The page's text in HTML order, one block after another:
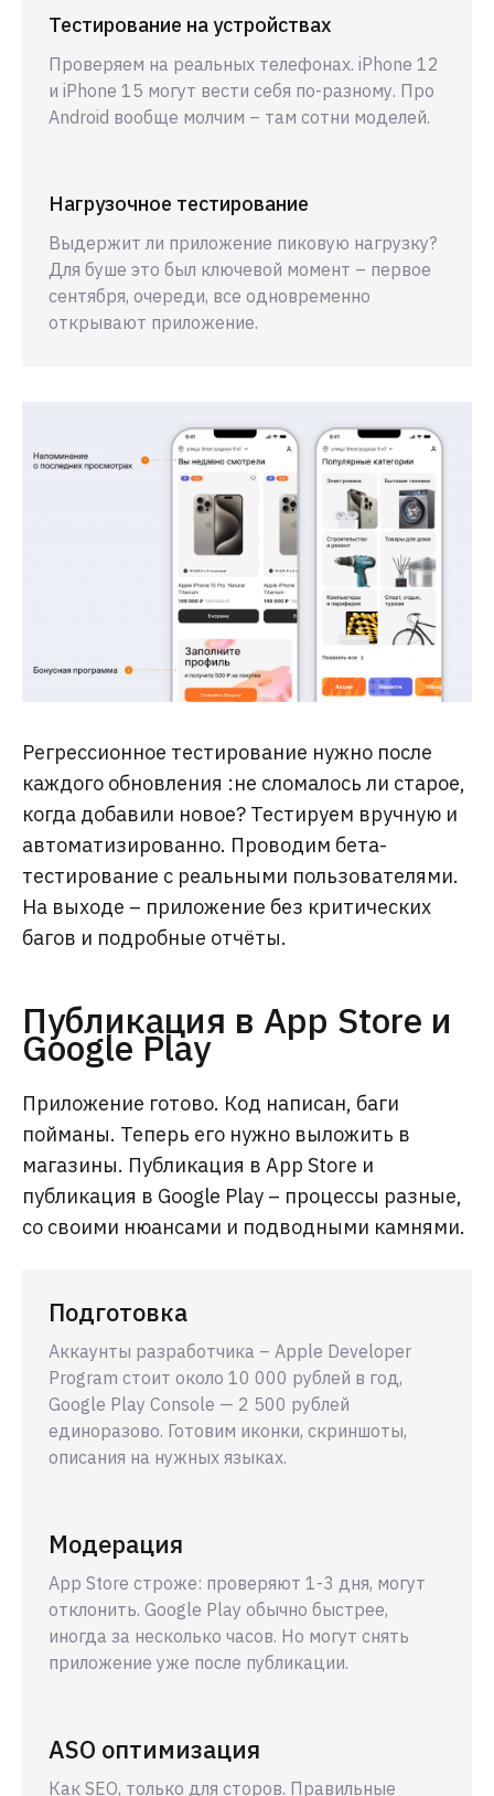
Тестирование на устройствах
Проверяем на реальных телефонах. iPhone 12
и iPhone 15 могут вести себя по-разному. Про
Android вообще молчим – там сотни моделей.
Нагрузочное тестирование
Выдержит ли приложение пиковую нагрузку?
Для буше это был ключевой момент – первое
сентября, очереди, все одновременно
открывают приложение.
Регрессионное тестирование нужно после
каждого обновления :не сломалось ли старое,
когда добавили новое? Тестируем вручную и
автоматизированно. Проводим бета-
тестирование с реальными пользователями.
На выходе – приложение без критических
багов и подробные отчёты.
Публикация в App Store и
Google Play
Приложение готово. Код написан, баги
пойманы. Теперь его нужно выложить в
магазины. Публикация в App Store и
публикация в Google Play – процессы разные,
со своими нюансами и подводными камнями.
Подготовка
Аккаунты разработчика – Apple Developer
Program стоит около 10 000 рублей в год,
Google Play Console — 2 500 рублей
единоразово. Готовим иконки, скриншоты,
описания на нужных языках.
Модерация
App Store строже: проверяют 1-3 дня, могут
отклонить. Google Play обычно быстрее,
иногда за несколько часов. Но могут снять
приложение уже после публикации.
ASO оптимизация
Как SEO, только для сторов. Правильные